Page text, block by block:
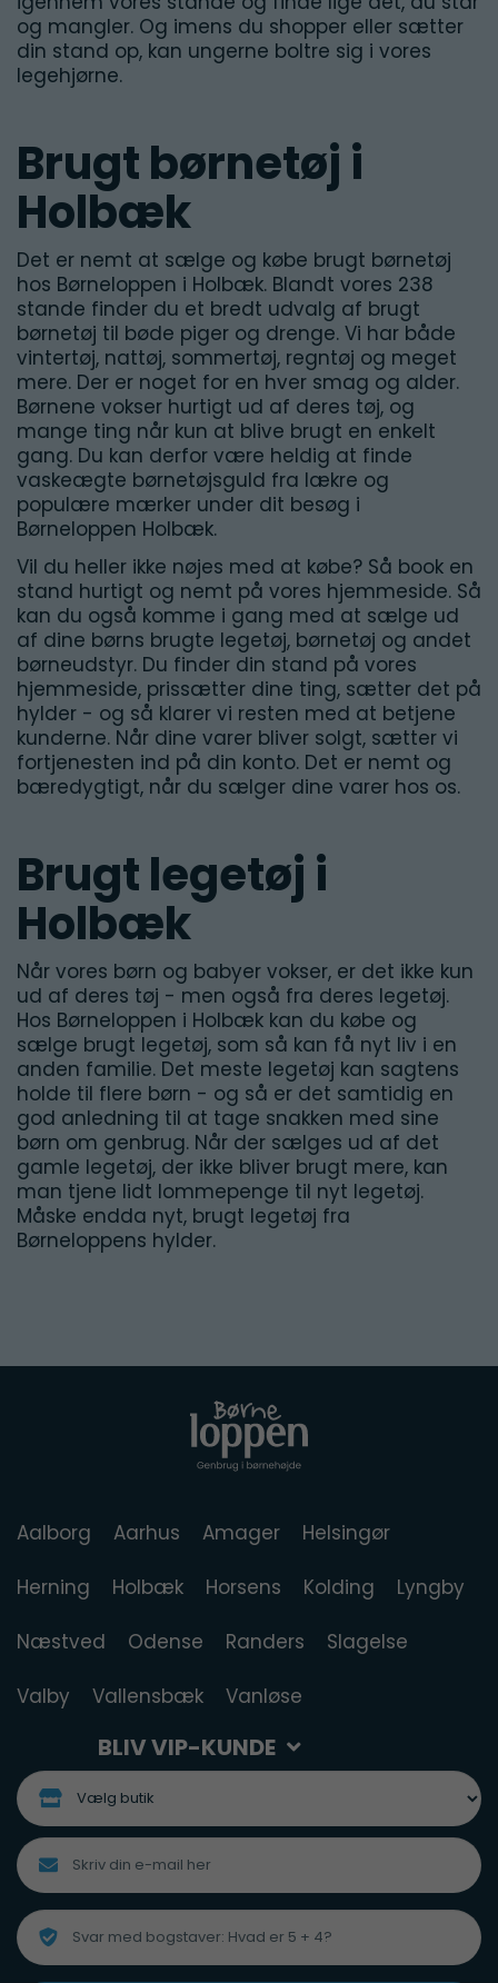
og mangler. Og imens du shopper eller sætter
din stand op, kan ungerne boltre sig i vores
legehjørne.
Brugt børnetøj i
Holbæk
Det er nemt at sælge og købe brugt børnetøj
hos Børneloppen i Holbæk. Blandt vores 238
stande finder du et bredt udvalg af brugt
børnetøj til bøde piger og drenge. Vi har både
vintertøj, nattøj, sommertøj, regntøj og meget
mere. Der er noget for en hver smag og alder.
Børnene vokser hurtigt ud af deres tøj, og
mange ting når kun at blive brugt en enkelt
gang. Du kan derfor være heldig at finde
vaskeægte børnetøjsguld fra lækre og
populære mærker under dit besøg i
Børneloppen Holbæk.
Vil du heller ikke nøjes med at købe? Så book en
stand hurtigt og nemt på vores hjemmeside. Så
kan du også komme i gang med at sælge ud
af dine børns brugte legetøj, børnetøj og andet
børneudstyr. Du finder din stand på vores
hjemmeside, prissætter dine ting, sætter det på
hylder - og så klarer vi resten med at betjene
kunderne. Når dine varer bliver solgt, sætter vi
fortjenesten ind på din konto. Det er nemt og
bæredygtigt, når du sælger dine varer hos os.
Brugt legetøj i
Holbæk
Når vores børn og babyer vokser, er det ikke kun
ud af deres tøj - men også fra deres legetøj.
Hos Børneloppen i Holbæk kan du købe og
sælge brugt legetøj, som så kan få nyt liv i en
anden familie. Det meste legetøj kan sagtens
holde til flere børn - og så er det samtidig en
god anledning til at tage snakken med sine
børn om genbrug. Når der sælges ud af det
gamle legetøj, der ikke bliver brugt mere, kan
man tjene lidt lommepenge til nyt legetøj.
Måske endda nyt, brugt legetøj fra
Børneloppens hylder.
Aalborg Aarhus Amager Helsingør
Herning Holbæk Horsens Kolding Lyngby
Næstved Odense Randers Slagelse
Valby Vallensbæk Vanløse
BLIV VIP-KUNDE